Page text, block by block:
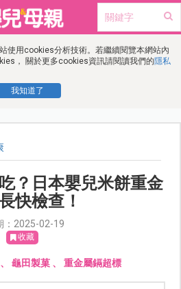
使用cookies分析技術。若繼續閱覽本網站內
， 關於更多cookies資訊請閱讀我們的隱私
我知道了
？日本嬰兒米餅重金
快檢查！
：2025-02-19
收藏
龜田製菓、 重金屬鎘超標